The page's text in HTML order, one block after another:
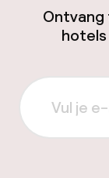
hotels